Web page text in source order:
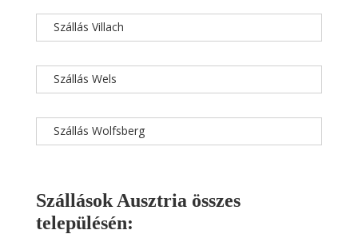
Szállás Villach
Szállás Wels
Szállás Wolfsberg
Szállások Ausztria összes
településén: